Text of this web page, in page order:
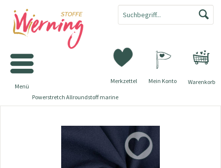
Warenkorb
Merkzettel Mein Konto
Menü
Powerstretch Allroundstoff marine